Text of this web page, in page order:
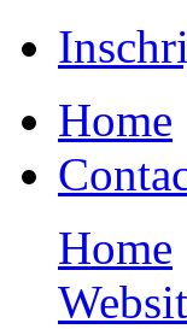
Home
Home